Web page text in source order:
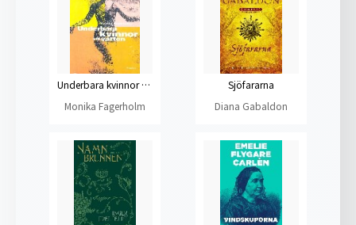
Underbara kvinnor vid vatten
Monika Fagerholm
Sjöfararna
Diana Gabaldon